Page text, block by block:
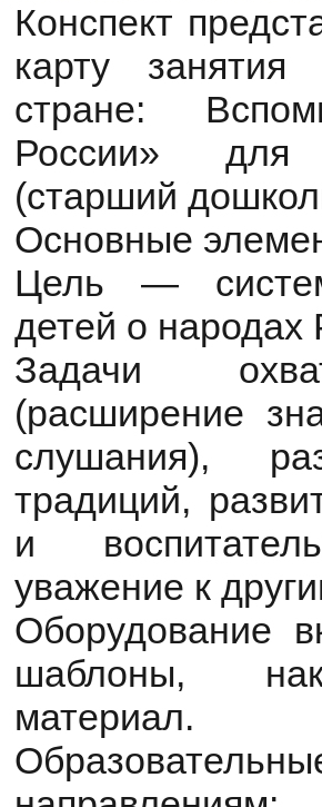
Конспект
карту
стране:
России» для
(старший
Основные
Цель —
детей о народах
Задачи
(расширение
слушания),
традиций,
и
уважение к
Оборудование
шаблоны,
материал.